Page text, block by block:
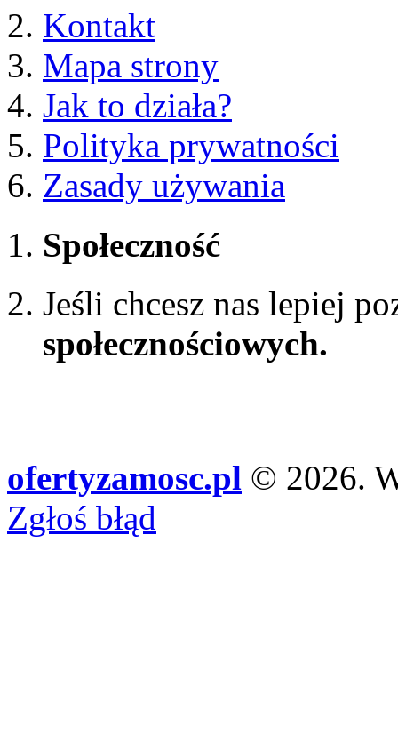
Kontakt
Mapa strony
Jak to działa?
Polityka prywatności
Zasady używania
Społeczność
Jeśli chcesz nas lepiej
społecznościowych.
ofertyzamosc.pl © 2026.
Zgłoś błąd